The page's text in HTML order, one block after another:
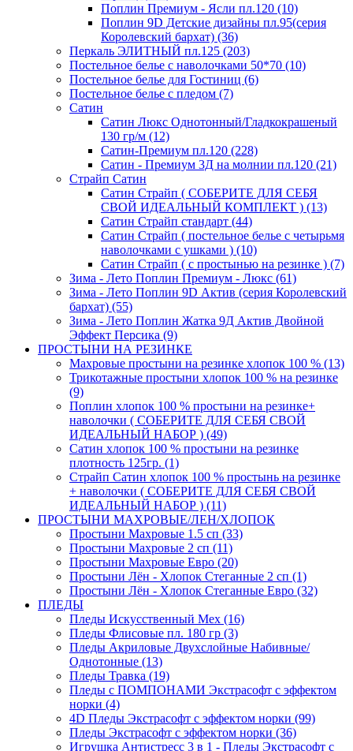
Поплин Премиум - Ясли пл.120 (10)
Поплин 9D Детские дизайны пл.95(серия
Королевский бархат) (36)
Перкаль ЭЛИТНЫЙ пл.125 (203)
Постельное белье с наволочками 50*70 (10)
Постельное белье для Гостиниц (6)
Постельное белье с пледом (7)
Сатин
Сатин Люкс Однотонный/Гладкокрашеный
130 гр/м (12)
Сатин-Премиум пл.120 (228)
Сатин - Премиум 3Д на молнии пл.120 (21)
Страйп Сатин
Сатин Страйп ( СОБЕРИТЕ ДЛЯ СЕБЯ
СВОЙ ИДЕАЛЬНЫЙ КОМПЛЕКТ ) (13)
Сатин Страйп стандарт (44)
Сатин Страйп ( постельное белье с четырьмя
наволочками с ушками ) (10)
Сатин Страйп ( с простынью на резинке ) (7)
Зима - Лето Поплин Премиум - Люкс (61)
Зима - Лето Поплин 9D Актив (серия Королевский
бархат) (55)
Зима - Лето Поплин Жатка 9Д Актив Двойной
Эффект Персика (9)
ПРОСТЫНИ НА РЕЗИНКЕ
Махровые простыни на резинке хлопок 100 % (13)
Трикотажные простыни хлопок 100 % на резинке
(9)
Поплин хлопок 100 % простыни на резинке+
наволочки ( СОБЕРИТЕ ДЛЯ СЕБЯ СВОЙ
ИДЕАЛЬНЫЙ НАБОР ) (49)
Сатин хлопок 100 % простыни на резинке
плотность 125гр. (1)
Страйп Сатин хлопок 100 % простынь на резинке
+ наволочки ( СОБЕРИТЕ ДЛЯ СЕБЯ СВОЙ
ИДЕАЛЬНЫЙ НАБОР ) (11)
ПРОСТЫНИ МАХРОВЫЕ/ЛЕН/ХЛОПОК
Простыни Махровые 1.5 сп (33)
Простыни Махровые 2 сп (11)
Простыни Махровые Евро (20)
Простыни Лён - Хлопок Стеганные 2 сп (1)
Простыни Лён - Хлопок Стеганные Евро (32)
ПЛЕДЫ
Пледы Искусственный Мех (16)
Пледы Флисовые пл. 180 гр (3)
Пледы Акриловые Двухслойные Набивные/
Однотонные (13)
Пледы Травка (19)
Пледы с ПОМПОНАМИ Экстрасофт с эффектом
норки (4)
4D Пледы Экстрасофт с эффектом норки (99)
Пледы Экстрасофт с эффектом норки (36)
Игрушка Антистресс 3 в 1 - Пледы Экстрасофт с